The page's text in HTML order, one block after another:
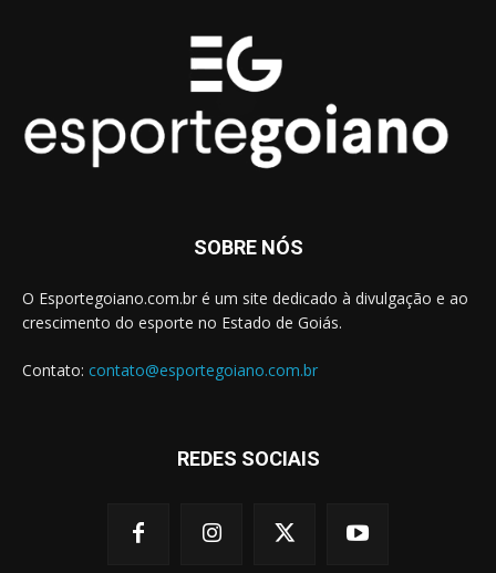
SOBRE NÓS
O Esportegoiano.com.br é um site dedicado à divulgação e ao
crescimento do esporte no Estado de Goiás.
Contato: contato@esportegoiano.com.br
REDES SOCIAIS